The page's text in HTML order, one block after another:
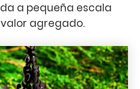
a pequeña escala
agregado.